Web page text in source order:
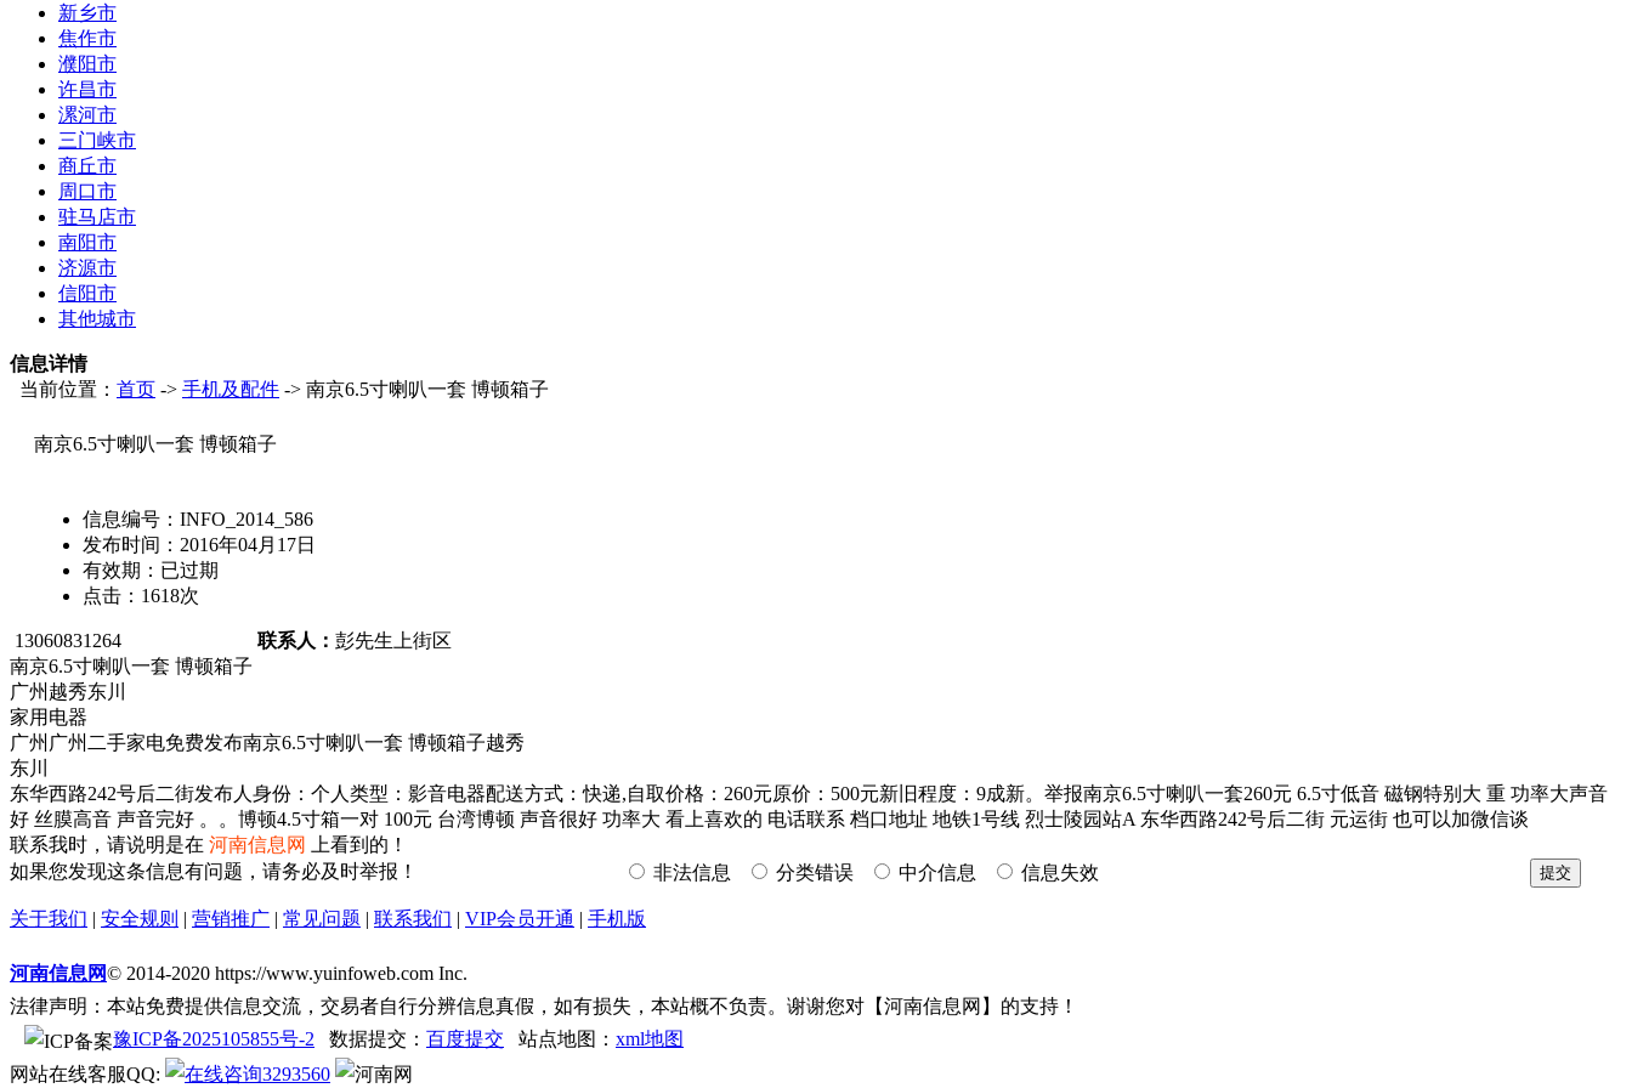
新乡市
焦作市
濮阳市
许昌市
漯河市
三门峡市
商丘市
周口市
驻马店市
南阳市
济源市
信阳市
其他城市
信息详情
当前位置： 首页 -> 手机及配件 -> 南京6.5寸喇叭一套 博顿箱子
南京6.5寸喇叭一套 博顿箱子
信息编号： INFO_2014_586
发布时间： 2016年04月17日
有效期： 已过期
点击： 1618次
13060831264 联系人： 彭先生 上街区
南京6.5寸喇叭一套 博顿箱子
广州越秀东川
家用电器
广州广州二手家电免费发布南京6.5寸喇叭一套 博顿箱子越秀
东川
东华西路242号后二街发布人身份：个人类型：影音电器配送方式：快递,自取价格：260元原价：500元新旧程度：9成新。举报南京6.5寸喇叭一套260元 6.5寸低音 磁钢特别大 重 功率大声音
好 丝膜高音 声音完好 。。博顿4.5寸箱一对 100元 台湾博顿 声音很好 功率大 看上喜欢的 电话联系 档口地址 地铁1号线 烈士陵园站A 东华西路242号后二街 元运街 也可以加微信谈
联系我时，请说明是在 河南信息网
上看到的！
如果您发现这条信息有问题，请务必及时举报！
非法信息 分类错误 中介信息 信息失效
关于我们 | 安全规则 | 营销推广 | 常见问题 | 联系我们 | VIP会员开通 | 手机版
河南信息网© 2014-2020 https://www.yuinfoweb.com Inc.
法律声明：本站免费提供信息交流，交易者自行分辨信息真假，如有损失，本站概不负责。谢谢您对【河南信息网】的支持！
豫ICP备2025105855号-2 数据提交： 百度提交 站点地图： xml地图
网站在线客服QQ:
3293560